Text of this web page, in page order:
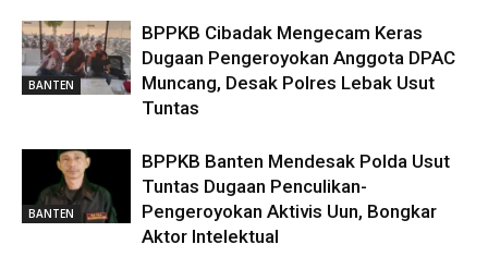
BANTEN
BPPKB Cibadak Mengecam Keras
Dugaan Pengeroyokan Anggota DPAC
Muncang, Desak Polres Lebak Usut
Tuntas
BANTEN
BPPKB Banten Mendesak Polda Usut
Tuntas Dugaan Penculikan-
Pengeroyokan Aktivis Uun, Bongkar
Aktor Intelektual